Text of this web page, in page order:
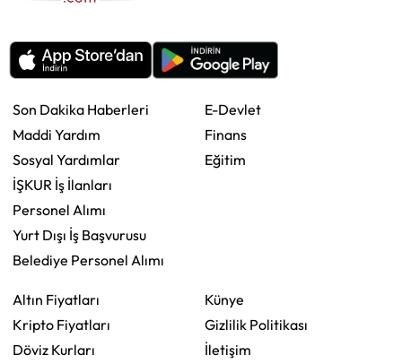
Son Dakika Haberleri
Maddi Yardım
Sosyal Yardımlar
İŞKUR İş İlanları
Personel Alımı
Yurt Dışı İş Başvurusu
Belediye Personel Alımı
E-Devlet
Finans
Eğitim
Altın Fiyatları
Kripto Fiyatları
Döviz Kurları
Künye
Gizlilik Politikası
İletişim